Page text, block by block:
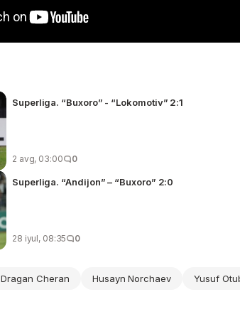
Superliga. “Buxoro” - “Lokomotiv” 2:1
2 avg, 03:00 0
Superliga. “Andijon” – “Buxoro” 2:0
28 iyul, 08:35 0
Dragan Cheran Husayn Norchaev Yusuf